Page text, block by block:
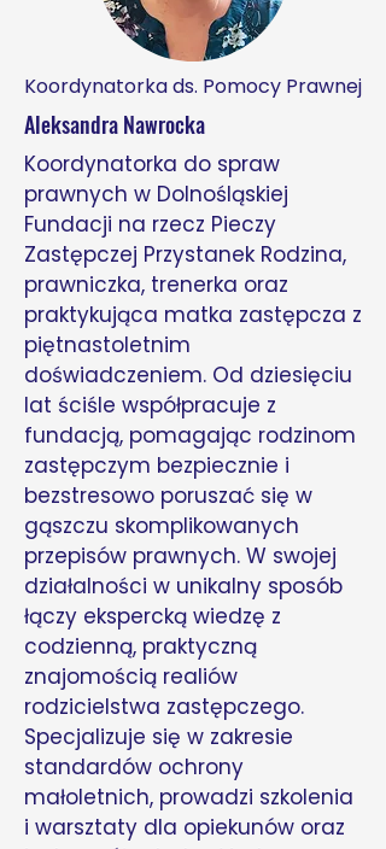
Koordynatorka ds. Pomocy Prawnej​
Aleksandra Nawrocka
Koordynatorka do spraw
prawnych w Dolnośląskiej
Fundacji na rzecz Pieczy
Zastępczej Przystanek Rodzina,
prawniczka, trenerka oraz
praktykująca matka zastępcza z
piętnastoletnim
doświadczeniem. Od dziesięciu
lat ściśle współpracuje z
fundacją, pomagając rodzinom
zastępczym bezpiecznie i
bezstresowo poruszać się w
gąszczu skomplikowanych
przepisów prawnych. W swojej
działalności w unikalny sposób
łączy ekspercką wiedzę z
codzienną, praktyczną
znajomością realiów
rodzicielstwa zastępczego.
Specjalizuje się w zakresie
standardów ochrony
małoletnich, prowadzi szkolenia
i warsztaty dla opiekunów oraz